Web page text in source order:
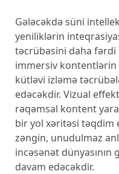
Gələcəkdə süni
yeniliklərin
təcrübəsini daha fərdi
immersiv kontentlərin
kütləvi izləmə
edəcəkdir. Vizual
rəqəmsal kontent
bir yol xəritəsi təqdim
zəngin, unudulmaz
incəsənət
davam edəcəkdir.